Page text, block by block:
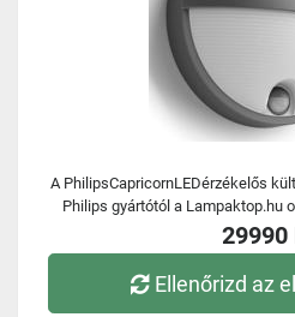
A PhilipsCapricornLEDérzékelős
Philips gyártótól a Lampaktop.hu
29990
Ellenőrizd az